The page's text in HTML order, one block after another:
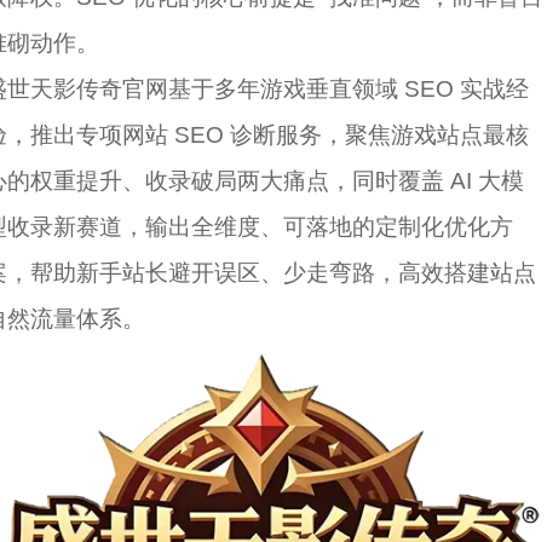
砌动作。
世天影传奇官网基于多年游戏垂直领域 SEO 实战经
，推出专项网站 SEO 诊断服务，聚焦游戏站点最核
的权重提升、收录破局两大痛点，同时覆盖 AI 大模
收录新赛道，输出全维度、可落地的定制化优化方
，帮助新手站长避开误区、少走弯路，高效搭建站点
然流量体系。